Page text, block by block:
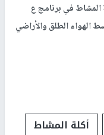
في برنامج ع
الهواء الطلق والأراضي
أكلة المشاط